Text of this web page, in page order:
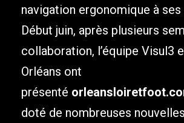
navigation ergonomique à
Début juin, après plusieurs
collaboration, l’équipe Visul3
Orléans ont
présenté
doté de nombreuses nouvelles